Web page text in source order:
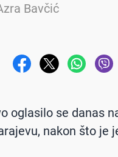
Bavčić
oglasilo se danas
nakon što je